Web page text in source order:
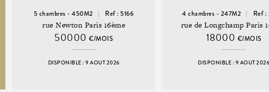
5 chambres - 450M2 Ref : 5166
rue Newton Paris 16ème
50000€/MOIS
DISPONIBLE : 9 AOUT 2026
4 chambres - 247M2 Ref :
rue de Longchamp Paris
18000 €/MOIS
DISPONIBLE : 9 AOUT 2026